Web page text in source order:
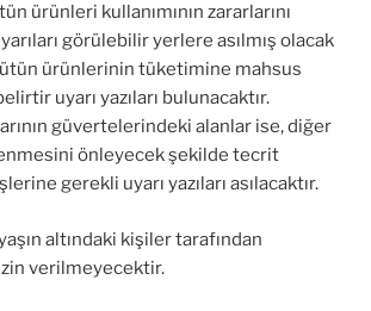
ürünleri kullanımının zararlarını
görülebilir yerlere asılmış olacak
ürünlerinin tüketimine mahsus
uyarı yazıları bulunacaktır.
güvertelerindeki alanlar ise, diğer
önleyecek şekilde tecrit
gerekli uyarı yazıları asılacaktır.
altındaki kişiler tarafından
verilmeyecektir.